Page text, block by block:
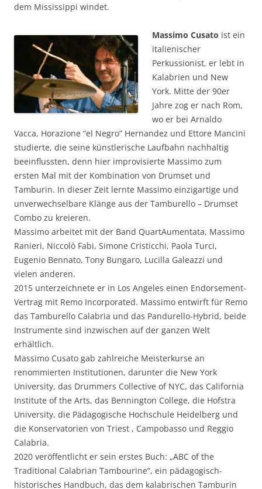
dem Mississippi windet.
Massimo Cusato ist ein
italienischer
Perkussionist, er lebt in
Kalabrien und New
York. Mitte der 90er
Jahre zog er nach Rom,
wo er bei Arnaldo
Vacca, Horazione “el Negro” Hernandez und Ettore Mancini
studierte, die seine künstlerische Laufbahn nachhaltig
beeinflussten, denn hier improvisierte Massimo zum
ersten Mal mit der Kombination von Drumset und
Tamburin. In dieser Zeit lernte Massimo einzigartige und
unverwechselbare Klänge aus der Tamburello – Drumset
Combo zu kreieren.
Massimo arbeitet mit der Band QuartAumentata, Massimo
Ranieri, Niccolò Fabi, Simone Cristicchi, Paola Turci,
Eugenio Bennato, Tony Bungaro, Lucilla Galeazzi und
vielen anderen.
2015 unterzeichnete er in Los Angeles einen Endorsement-
Vertrag mit Remo Incorporated. Massimo entwirft für Remo
das Tamburello Calabria und das Pandurello-Hybrid, beide
Instrumente sind inzwischen auf der ganzen Welt
erhältlich.
Massimo Cusato gab zahlreiche Meisterkurse an
renommierten Institutionen, darunter die New York
University, das Drummers Collective of NYC, das California
Institute of the Arts, das Bennington College, die Hofstra
University, die Pädagogische Hochschule Heidelberg und
die Konservatorien von Triest , Campobasso und Reggio
Calabria.
2020 veröffentlicht er sein erstes Buch: „ABC of the
Traditional Calabrian Tambourine“, ein pädagogisch-
historisches Handbuch, das dem kalabrischen Tamburin